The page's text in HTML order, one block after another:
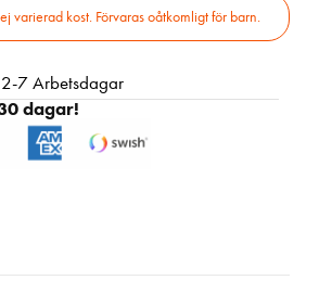
varierad kost. Förvaras oåtkomligt för barn.
2-7 Arbetsdagar
dagar!